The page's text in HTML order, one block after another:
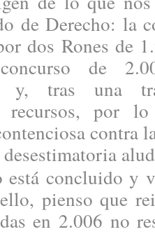
de Derecho: la
dos Rones de
de
y, tras una
recursos, por
contra
concluido y
pienso que
en 2.006 no